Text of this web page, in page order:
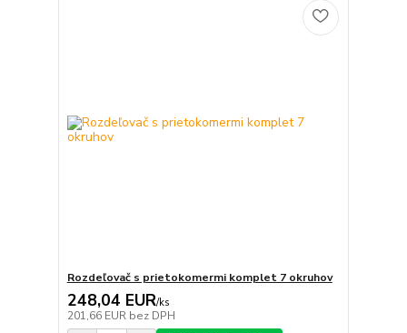
Rozdeľovač s prietokomermi komplet 7 okruhov
248,04 EUR/ks
201,66 EUR bez DPH